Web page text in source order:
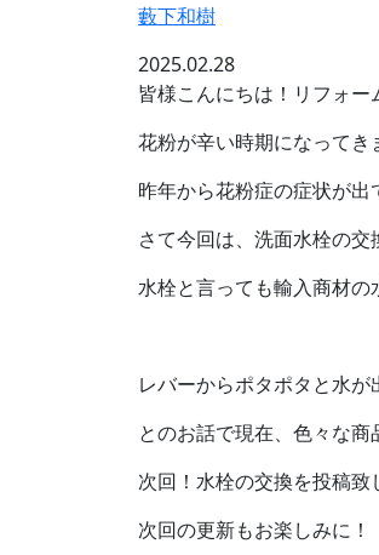
藪下和樹
2025.02.28
皆様こんにちは！リフォ
花粉が辛い時期になってき
昨年から花粉症の症状が出
さて今回は、洗面水栓の交
水栓と言っても輸入商材の
レバーからポタポタと水
とのお話で現在、色々な商
次回！水栓の交換を投稿致
次回の更新もお楽しみに！